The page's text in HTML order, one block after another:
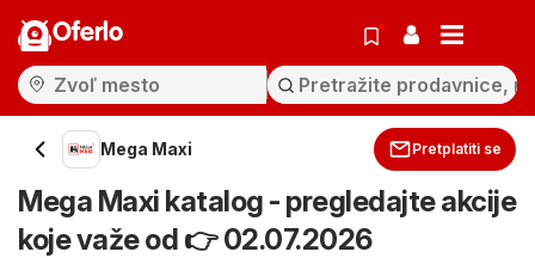
Oferlo
Mega Maxi Pretplatiti se
Mega Maxi katalog - pregledajte akcije
koje važe od 👉 02.07.2026